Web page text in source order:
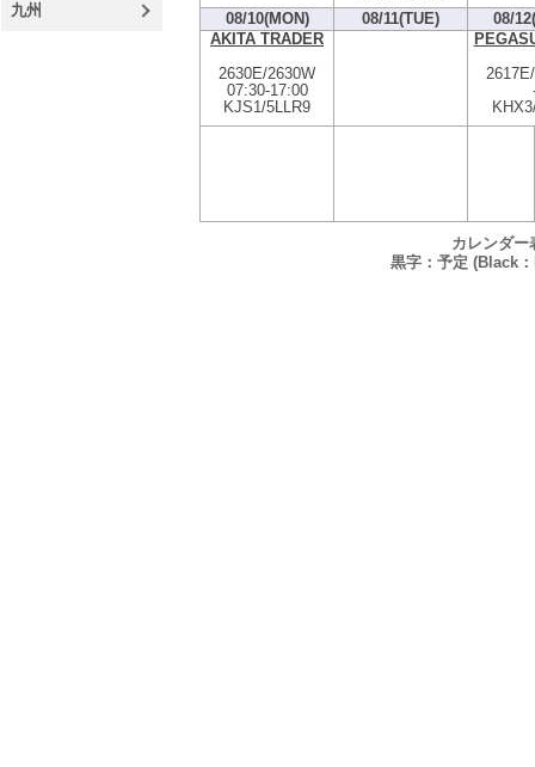
九州
08/10(MON)
08/11(TUE)
08/
AKITA TRADER
2630E/2630W
07:30-17:00
KJS1/5LLR9
カレンダー
黒字：予定 (Black